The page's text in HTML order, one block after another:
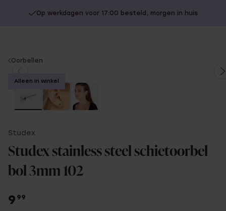
Op werkdagen voor 17:00 besteld, morgen in huis
You
here:
Oorbellen
Alleen in winkel
Studex
Studex stainless steel schietoorbel
bol 3mm 102
9 99